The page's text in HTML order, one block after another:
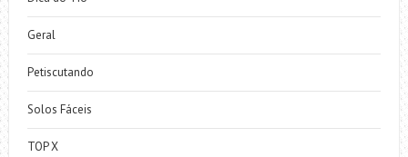
Geral
Petiscutando
Solos Fáceis
TOP X